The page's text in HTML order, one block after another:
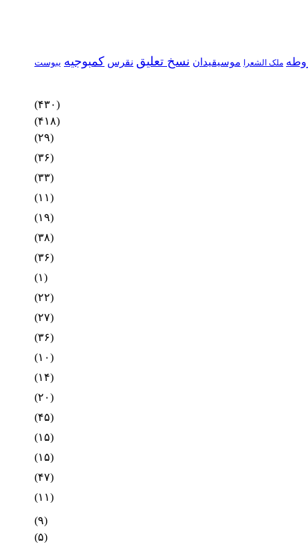
ملک الشعرا موسیقیدان نسخ تعلیق نقرس کمبوجیه یبوست
(۴۳۰)
(۴۱۸)
(۲۹)
(۳۶)
(۳۳)
(۱۱)
(۱۹)
(۳۸)
(۳۶)
(۱)
(۲۲)
(۲۷)
(۳۶)
(۱۰)
(۱۴)
(۲۰)
(۴۵)
(۱۵)
(۱۵)
(۴۷)
(۱۱)
(۹)
(۵)